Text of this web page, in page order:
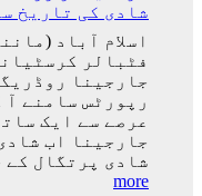
شادی کی تاریخ
اسلام آباد
فٹبالر
جارجینا
رپورٹس سامنے
عرصے سے ایک
جارجینا اب
شادی پرتگال
more
: